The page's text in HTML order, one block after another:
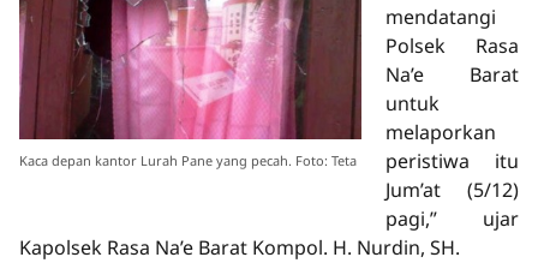
Kaca depan kantor Lurah Pane yang pecah. Foto: Teta
mendatangi
Polsek Rasa
Na’e Barat
untuk
melaporkan
peristiwa itu
Jum’at (5/12)
pagi,” ujar
Kapolsek Rasa Na’e Barat Kompol. H. Nurdin, SH.